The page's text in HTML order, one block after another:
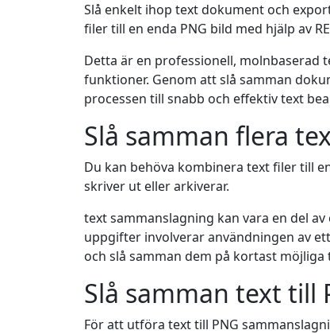
Slå enkelt ihop text dokument och
filer till en enda PNG bild med hjälp av
Detta är en professionell,
funktioner. Genom att slå samman
processen till snabb och effektiv text
Slå samman flera
Du kan behöva kombinera text filer till
skriver ut eller arkiverar.
text sammanslagning kan vara en del
uppgifter involverar användningen av
och slå samman dem på kortast
Slå samman text till
För att utföra text till PNG